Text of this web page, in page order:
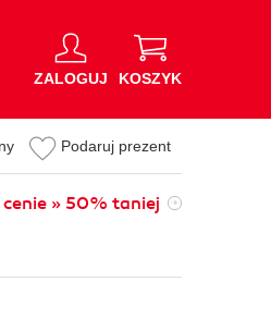
ZALOGUJ KOSZYK
Podaruj prezent
cenie » 50% taniej